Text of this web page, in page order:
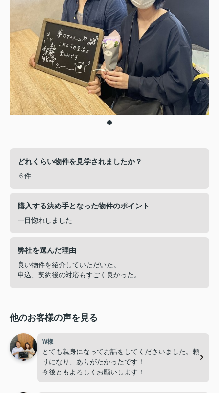
どれくらい物件を見学されましたか？
６件
購入する決め手となった物件のポイント
一目惚れしました
弊社を選んだ理由
良い物件を紹介していただいた。
申込、契約後の対応もすごく良かった。
他のお客様の声を見る
W様
とても親身になってお話をしてくださいました。頼
りになり、ありがたかったです！
今後ともよろしくお願いします！